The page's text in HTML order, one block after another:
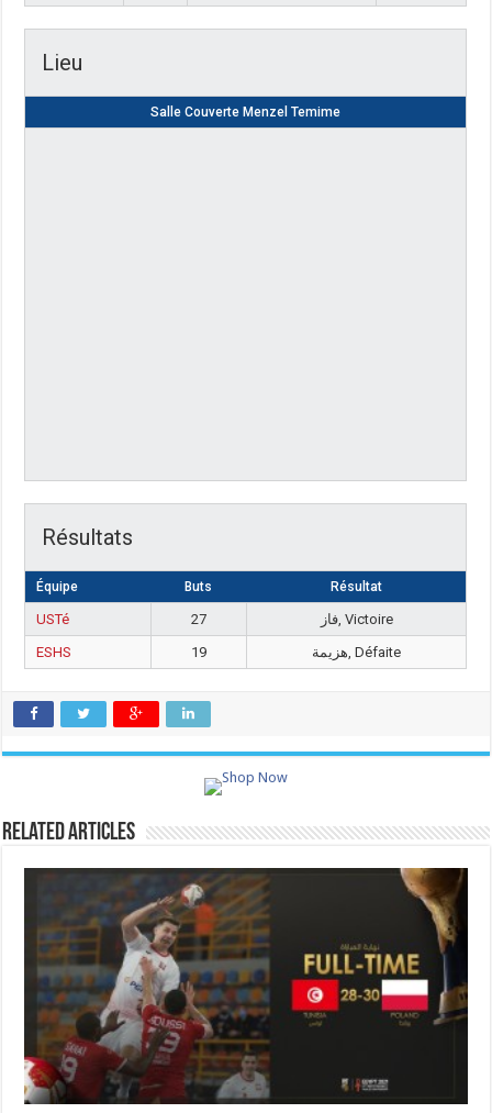
Lieu
Salle Couverte Menzel Temime
Résultats
Équipe Buts Résultat
USTé 27
فاز, Victoire
ESHS
19 هزيمة, Défaite
Related Articles